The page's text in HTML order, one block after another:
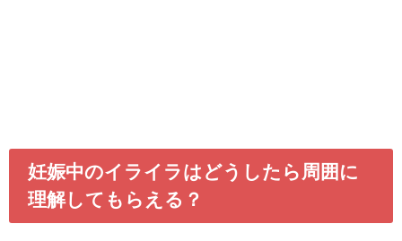
妊娠中のイライラはどうしたら周囲に
理解してもらえる？